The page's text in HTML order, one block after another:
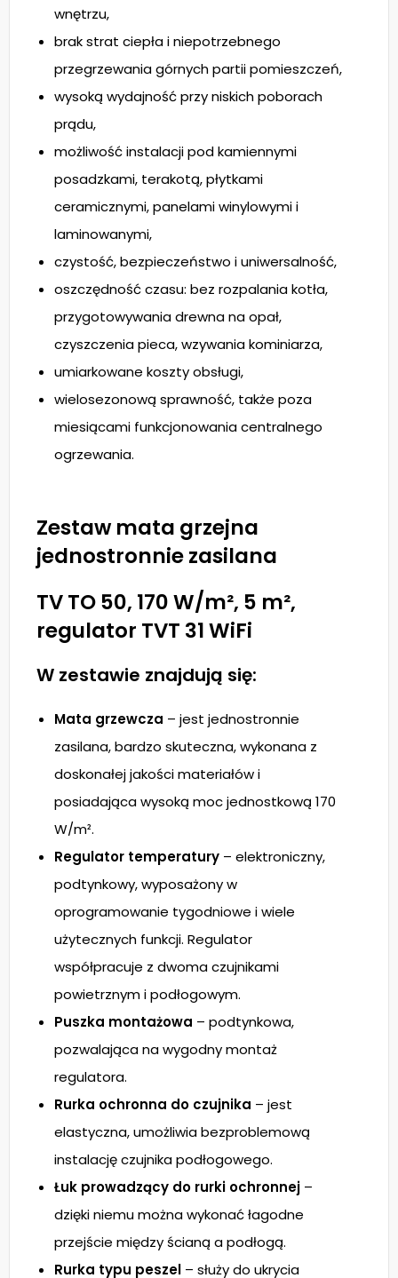
wnętrzu,
brak strat ciepła i niepotrzebnego
przegrzewania górnych partii pomieszczeń,
wysoką wydajność przy niskich poborach
prądu,
możliwość instalacji pod kamiennymi
posadzkami, terakotą, płytkami
ceramicznymi, panelami winylowymi i
laminowanymi,
czystość, bezpieczeństwo i uniwersalność,
oszczędność czasu: bez rozpalania kotła,
przygotowywania drewna na opał,
czyszczenia pieca, wzywania kominiarza,
umiarkowane koszty obsługi,
wielosezonową sprawność, także poza
miesiącami funkcjonowania centralnego
ogrzewania.
Zestaw mata grzejna
jednostronnie zasilana
TV TO 50, 170 W/m², 5 m²,
regulator TVT 31 WiFi
W zestawie znajdują się:
Mata grzewcza – jest jednostronnie
zasilana, bardzo skuteczna, wykonana z
doskonałej jakości materiałów i
posiadająca wysoką moc jednostkową 170
W/m².
Regulator temperatury – elektroniczny,
podtynkowy, wyposażony w
oprogramowanie tygodniowe i wiele
użytecznych funkcji. Regulator
współpracuje z dwoma czujnikami
powietrznym i podłogowym.
Puszka montażowa – podtynkowa,
pozwalająca na wygodny montaż
regulatora.
Rurka ochronna do czujnika – jest
elastyczna, umożliwia bezproblemową
instalację czujnika podłogowego.
Łuk prowadzący do rurki ochronnej –
dzięki niemu można wykonać łagodne
przejście między ścianą a podłogą.
Rurka typu peszel – służy do ukrycia